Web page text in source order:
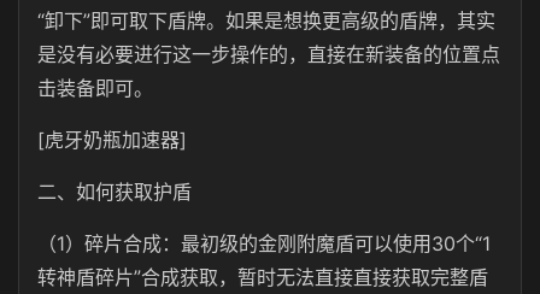
“卸下”即可取下盾牌。如果是想换更高级的盾牌，其实
是没有必要进行这一步操作的，直接在新装备的位置点
击装备即可。
[虎牙奶瓶加速器]
二、如何获取护盾
（1）碎片合成：最初级的金刚附魔盾可以使用30个“1
转神盾碎片”合成获取，暂时无法直接直接获取完整盾